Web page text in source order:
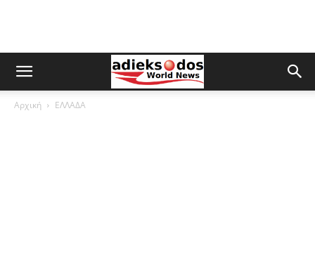
Αρχική ΕΛΛΑΔΑ